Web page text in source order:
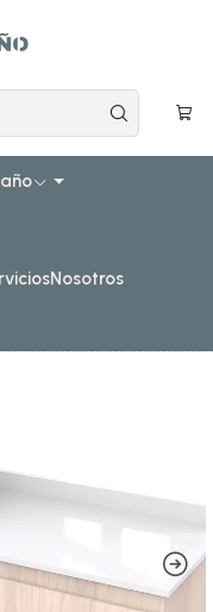
Nosotros
aereo simple
cm
sobreponer simple
/ Nougat